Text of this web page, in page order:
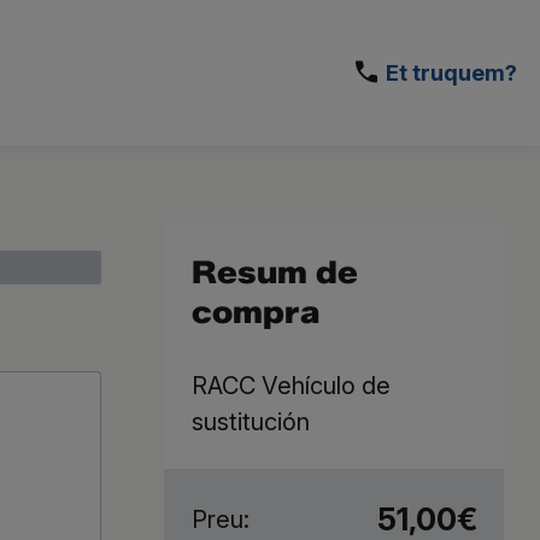
Et truquem?
Resum de
compra
RACC Vehículo de
sustitución
Preu: 51,00€